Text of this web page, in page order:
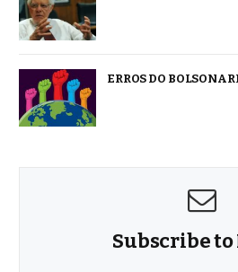
ERROS DO
Subscribe to